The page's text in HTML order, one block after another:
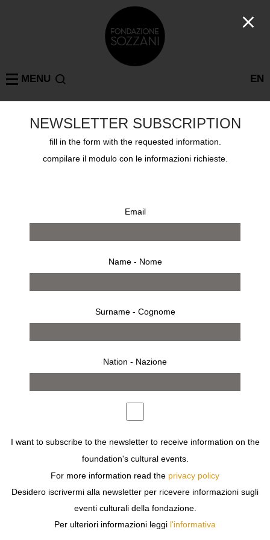
EN
MENU
Mostre passate SEOUL
TONY VIRAMONTES BOLD, BEAUTIFUL AND
26 marzo 2014 - 30 aprile 2014
NEWSLETTER SUBSCRIPTION
fill in the form with the requested information.
compilare il modulo con le informazioni richieste.
Email
Name - Nome
Surname - Cognome
Nation - Nazione
I want to subscribe to the newsletter to receive information on the
foundation's cultural events.
For more information read the privacy policy
Desidero iscrivermi alla newsletter per ricevere informazioni sugli
eventi culturali della fondazione.
Per ulteriori informazioni leggi l'informativa